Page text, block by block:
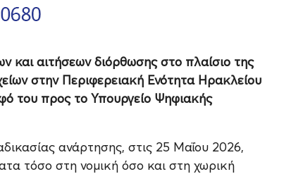
αιτήσεων διόρθωσης στο πλαίσιο της
στην Περιφερειακή Ενότητα Ηρακλείου
του προς το Υπουργείο Ψηφιακής
ανάρτησης, στις 25 Μαΐου 2026,
τόσο στη νομική όσο και στη χωρική